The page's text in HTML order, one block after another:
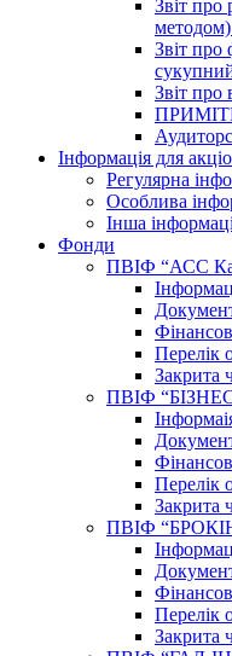
Звіт про
методом)
Звіт про
Звіт про
Інформація для
Регулярна
Особлива
Інша
Фонди
ПВІФ “АСС
Перелік
Закрита
ПВІФ
Перелік
Закрита
ПВІФ
Перелік
Закрита